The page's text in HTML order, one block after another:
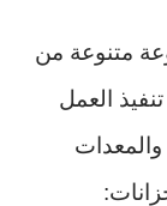
متنوعة من
العمل